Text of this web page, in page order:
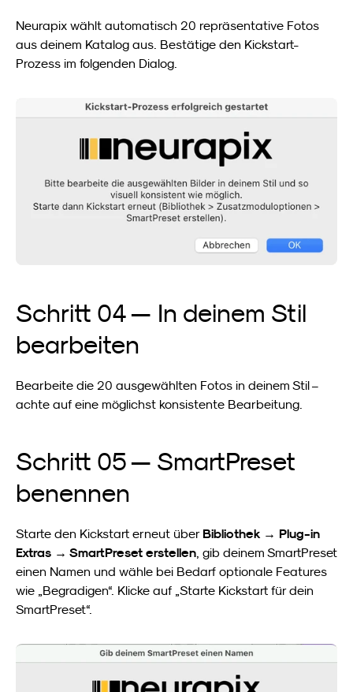
Neurapix wählt automatisch 20 repräsentative Fotos
aus deinem Katalog aus. Bestätige den Kickstart-
Prozess im folgenden Dialog.
Schritt 04 — In deinem Stil
bearbeiten
Bearbeite die 20 ausgewählten Fotos in deinem Stil –
achte auf eine möglichst konsistente Bearbeitung.
Schritt 05 — SmartPreset
benennen
Starte den Kickstart erneut über Bibliothek → Plug-in
Extras → SmartPreset erstellen , gib deinem SmartPreset
einen Namen und wähle bei Bedarf optionale Features
wie „Begradigen“. Klicke auf „Starte Kickstart für dein
SmartPreset“.